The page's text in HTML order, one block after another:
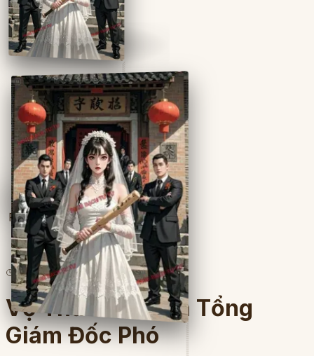
Full
13lượt đọc· 8 chương
Vợ Thứ Chín Của Tổng
Giám Đốc Phó